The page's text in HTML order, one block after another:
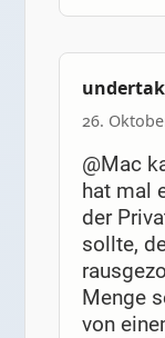
26.
@Mac
hat mal
der
sollte,
Menge
von